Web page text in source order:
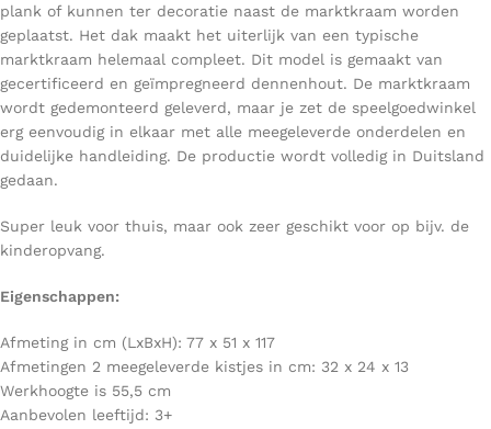
plank of kunnen ter decoratie naast de marktkraam worden
geplaatst. Het dak maakt het uiterlijk van een typische
marktkraam helemaal compleet. Dit model is gemaakt van
gecertificeerd en geïmpregneerd dennenhout. De marktkraam
wordt gedemonteerd geleverd, maar je zet de speelgoedwinkel
erg eenvoudig in elkaar met alle meegeleverde onderdelen en
duidelijke handleiding. De productie wordt volledig in Duitsland
gedaan.
Super leuk voor thuis, maar ook zeer geschikt voor op bijv. de
kinderopvang.
Eigenschappen:
Afmeting in cm (LxBxH): 77 x 51 x 117
Afmetingen 2 meegeleverde kistjes in cm: 32 x 24 x 13
Werkhoogte is 55,5 cm
Aanbevolen leeftijd: 3+